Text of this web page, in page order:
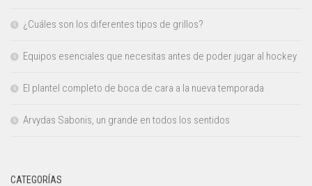
¿Cuáles son los diferentes tipos de grillos?
Equipos esenciales que necesitas antes de poder jugar al hockey
El plantel completo de boca de cara a la nueva temporada
Arvydas Sabonis, un grande en todos los sentidos
CATEGORÍAS